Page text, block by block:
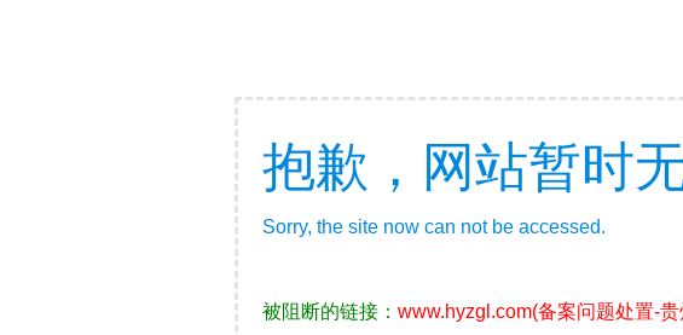
抱歉，网站暂时
Sorry, the site now can not be accessed.
被阻断的链接： www.hyzgl.com(备案问题处置-